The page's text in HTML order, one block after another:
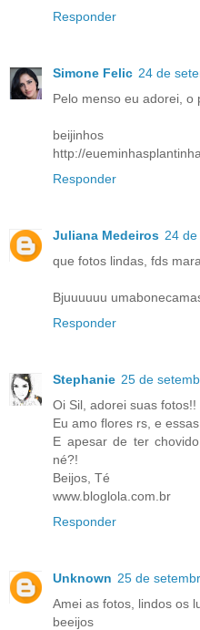
Responder
Simone Felic 24 de
Pelo menso eu adorei, o
beijinhos
http://
Responder
Juliana Medeiros 24
que fotos lindas, fds
Bjuuuuuu
Responder
Stephanie 25 de
Oi Sil, adorei suas fotos!!
Eu amo flores rs, e
E apesar de ter
né?!
Beijos, Té
www.bloglola.com.br
Responder
Unknown 25 de
Amei as fotos, lindos os
beeijos